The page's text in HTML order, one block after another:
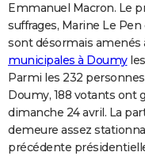
Emmanuel Macron. Le
suffrages, Marine Le
sont désormais amenés
municipales à Doumy
Parmi les 232
Doumy, 188 votants ont
dimanche 24 avril. La
demeure assez
précédente